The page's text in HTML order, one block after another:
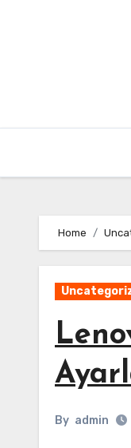
Home
By admin